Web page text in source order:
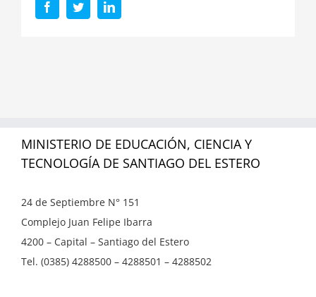
FacebookTwitterLinkedIn
MINISTERIO DE EDUCACIÓN, CIENCIA Y
TECNOLOGÍA DE SANTIAGO DEL ESTERO
24 de Septiembre N° 151
Complejo Juan Felipe Ibarra
4200 – Capital – Santiago del Estero
Tel. (0385) 4288500 – 4288501 – 4288502